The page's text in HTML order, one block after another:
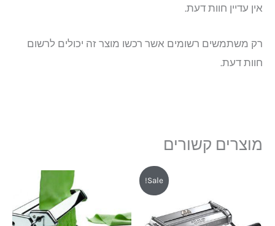
אין עדיין חוות דעת.
רק משתמשים רשומים אשר רכשו מוצר זה יכולים לרשום
חוות דעת.
מוצרים קשורים
Sale!
₪339.
הוא:
₪319.